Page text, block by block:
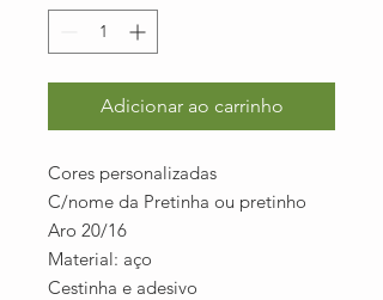
Adicionar ao carrinho
Cores personalizadas
C/nome da Pretinha ou pretinho
Aro 20/16
Material: aço
Cestinha e adesivo